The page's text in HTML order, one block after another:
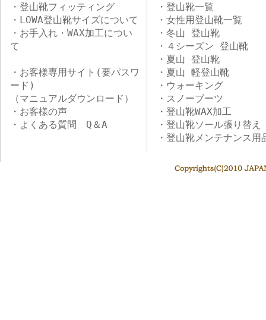
・登山靴フィッティング
・LOWA登山靴サイズについて
・お手入れ・WAX加工につい
て
・お客様専用サイト(要パスワ
ード)
（マニュアルダウンロード）
・お客様の声
・よくある質問 Q＆A
・登山靴一覧
・女性用登山靴一覧
・冬山 登山靴
・４シーズン 登山靴
・夏山 登山靴
・夏山 軽登山靴
・ウォーキング
・スノーブーツ
・登山靴WAX加工
・登山靴ソール張り替え
・登山靴メンテナンス用